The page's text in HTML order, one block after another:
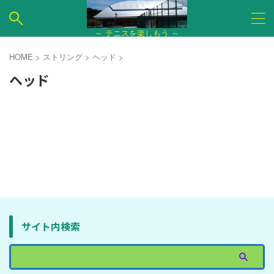
～ テニスを楽しもう ～
HOME > ストリング > ヘッド >
ヘッド
サイト内検索